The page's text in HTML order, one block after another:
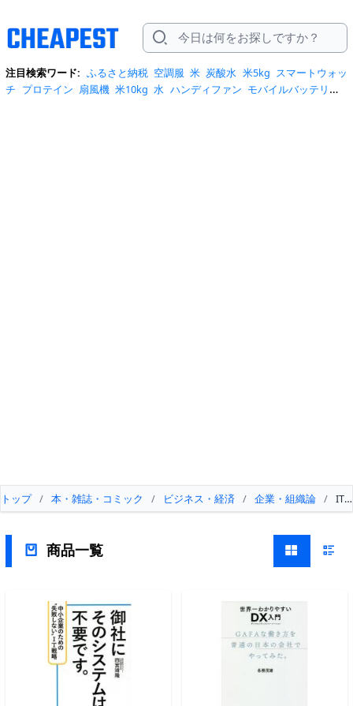
注目検索ワード: ふるさと納税 空調服 米 炭酸水 米5kg スマートウォッ
チ プロテイン 扇風機 米10kg 水 ハンディファン モバイルバッテリー
トップ / 本・雑誌・コミック / ビジネス・経済 / 企業・組織論 / IT
商品一覧